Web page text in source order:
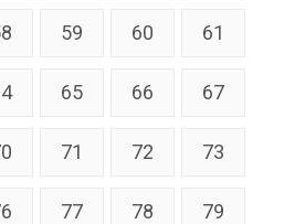
59 60 61
65 66 67
71 72 73
77 78 79